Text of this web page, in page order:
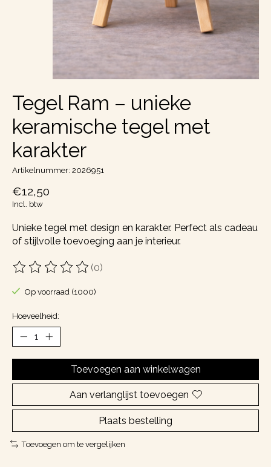
Tegel Ram – unieke
keramische tegel met
karakter
Artikelnummer: 2026951
€12,50
Incl. btw
Unieke tegel met design en karakter. Perfect als cadeau
of stijlvolle toevoeging aan je interieur.
De beoordeling van dit product is
(0)
Op voorraad (1000)
Hoeveelheid:
Toevoegen aan winkelwagen
Aan verlanglijst toevoegen
Plaats bestelling
Toevoegen om te vergelijken